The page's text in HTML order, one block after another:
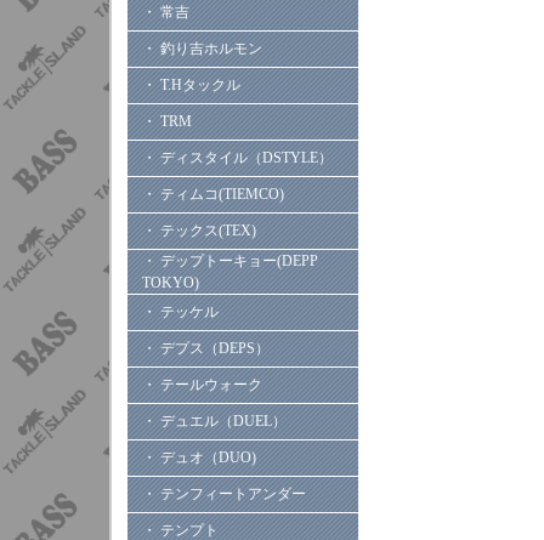
・ 常吉
・ 釣り吉ホルモン
・ T.Hタックル
・ TRM
・ ディスタイル（DSTYLE）
・ ティムコ(TIEMCO)
・ テックス(TEX)
・ デップトーキョー(DEPP
TOKYO)
・ テッケル
・ デプス（DEPS）
・ テールウォーク
・ デュエル（DUEL）
・ デュオ（DUO)
・ テンフィートアンダー
・ テンプト